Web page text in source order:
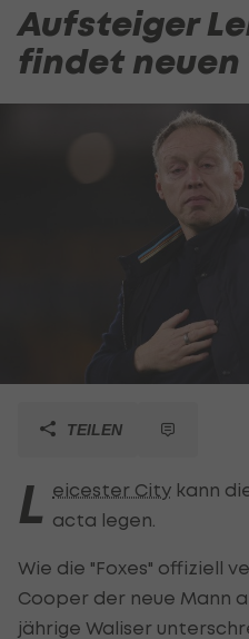
Aufsteiger
findet neuen
TEILEN
L eicester City kann
acta legen.
Wie die "Foxes" offiziell
Cooper der neue Mann
jährige Waliser